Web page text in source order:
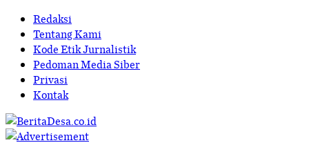
Redaksi
Tentang Kami
Kode Etik Jurnalistik
Pedoman Media Siber
Privasi
Kontak